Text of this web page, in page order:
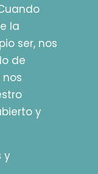
la
ser, nos
de
y
y